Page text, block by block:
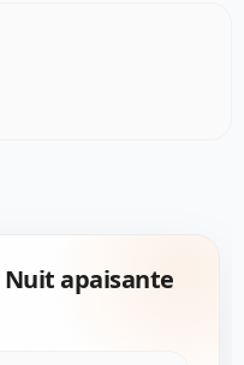
Nuit apaisante